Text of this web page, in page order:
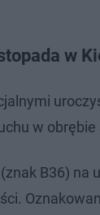
w
w obrębie
B36) na